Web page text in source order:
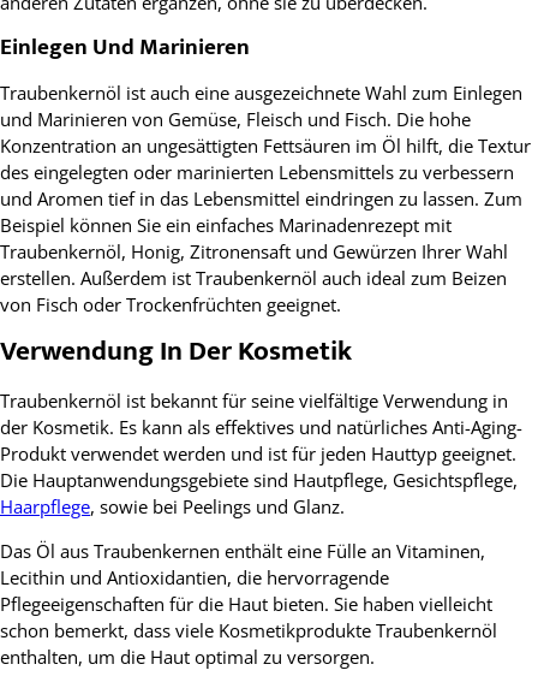
Einlegen Und Marinieren
Traubenkernöl ist auch eine ausgezeichnete Wahl zum Einlegen
und Marinieren von Gemüse, Fleisch und Fisch. Die hohe
Konzentration an ungesättigten Fettsäuren im Öl hilft, die Textur
des eingelegten oder marinierten Lebensmittels zu verbessern
und Aromen tief in das Lebensmittel eindringen zu lassen. Zum
Beispiel können Sie ein einfaches Marinadenrezept mit
Traubenkernöl, Honig, Zitronensaft und Gewürzen Ihrer Wahl
erstellen. Außerdem ist Traubenkernöl auch ideal zum Beizen
von Fisch oder Trockenfrüchten geeignet.
Verwendung In Der Kosmetik
Traubenkernöl ist bekannt für seine vielfältige Verwendung in
der Kosmetik. Es kann als effektives und natürliches Anti-Aging-
Produkt verwendet werden und ist für jeden Hauttyp geeignet.
Die Hauptanwendungsgebiete sind Hautpflege, Gesichtspflege,
Haarpflege, sowie bei Peelings und Glanz.
Das Öl aus Traubenkernen enthält eine Fülle an Vitaminen,
Lecithin und Antioxidantien, die hervorragende
Pflegeeigenschaften für die Haut bieten. Sie haben vielleicht
schon bemerkt, dass viele Kosmetikprodukte Traubenkernöl
enthalten, um die Haut optimal zu versorgen.